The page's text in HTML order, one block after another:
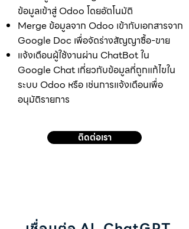
ข้อมูลเข้าสู่ Odoo โดยอัตโนมัติ
Merge ข้อมูลจาก Odoo เข้ากับเอกสารจาก
Google Doc เพื่อจัดร่างสัญญาซื้อ-ขาย
แจ้งเตือนผู้ใช้งานผ่าน ChatBot ใน
Google Chat เกี่ยวกับข้อมูลที่ถูกแก้ไขใน
ระบบ Odoo หรือ เช่นการแจ้งเตือนเพื่อ
อนุมัติรายการ
ติดต่อเรา